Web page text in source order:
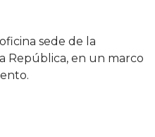
sede de la
República, en un marco